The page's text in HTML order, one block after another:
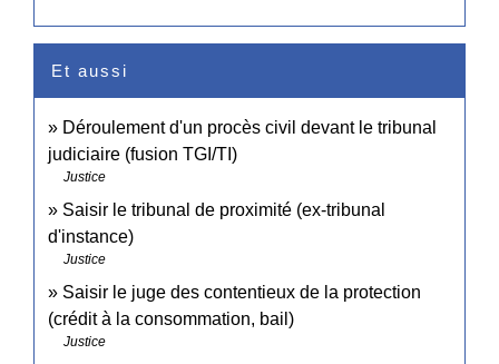
Et aussi
Déroulement d'un procès civil devant le tribunal
judiciaire (fusion TGI/TI)
Justice
Saisir le tribunal de proximité (ex-tribunal
d'instance)
Justice
Saisir le juge des contentieux de la protection
(crédit à la consommation, bail)
Justice